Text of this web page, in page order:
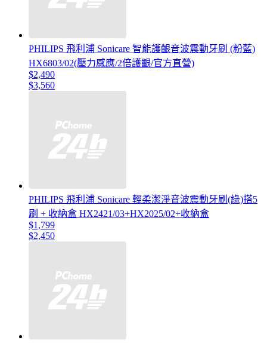
PHILIPS 飛利浦 Sonicare 智能護齦音波震動牙刷 (粉藍)
HX6803/02(壓力感應/2倍護齦/官方直營)
$2,490
$3,560
PHILIPS 飛利浦 Sonicare 輕柔潔淨音波震動牙刷(綠)搭5
刷 + 收納盒 HX2421/03+HX2025/02+收納盒
$1,799
$2,450